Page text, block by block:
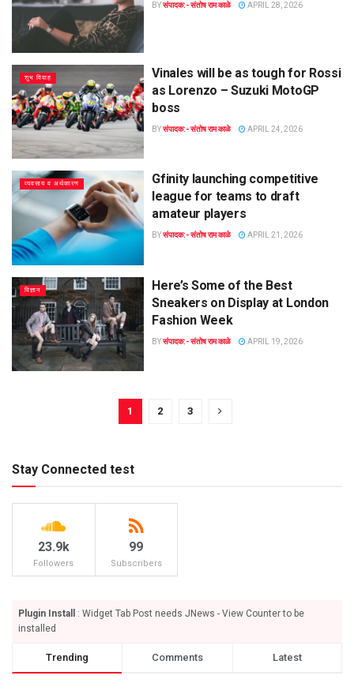
BYसंपादक:- संतोष राम काळे APRIL 28, 2026
शुभ विवाह
Vinales will be as tough for Rossi
as Lorenzo – Suzuki MotoGP
boss
BYसंपादक:- संतोष राम काळे APRIL 24, 2026
व्यवसाय व अर्थकारण
Gfinity launching competitive
league for teams to draft
amateur players
BYसंपादक:- संतोष राम काळे APRIL 21, 2026
विज्ञान
Here’s Some of the Best
Sneakers on Display at London
Fashion Week
BYसंपादक:- संतोष राम काळे APRIL 19, 2026
1 2 3
Stay Connected test
23.9k
Followers
99
Subscribers
Plugin Install
: Widget Tab Post needs JNews - View Counter to be
installed
Trending Comments Latest